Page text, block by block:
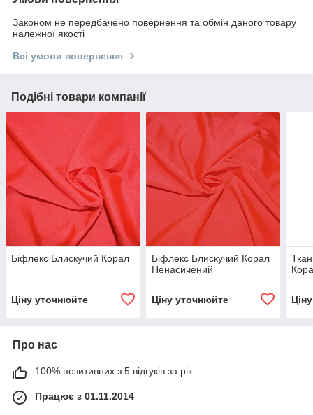
Законом не передбачено повернення та обмін даного товару
належної якості
Всі умови повернення
Подібні товари компанії
Біфлекс Блискучий Корал
Ціну уточнюйте
Біфлекс Блискучий Корал
Ненасичений
Ціну уточнюйте
Про нас
100% позитивних з 5 відгуків за рік
Працює з 01.11.2014